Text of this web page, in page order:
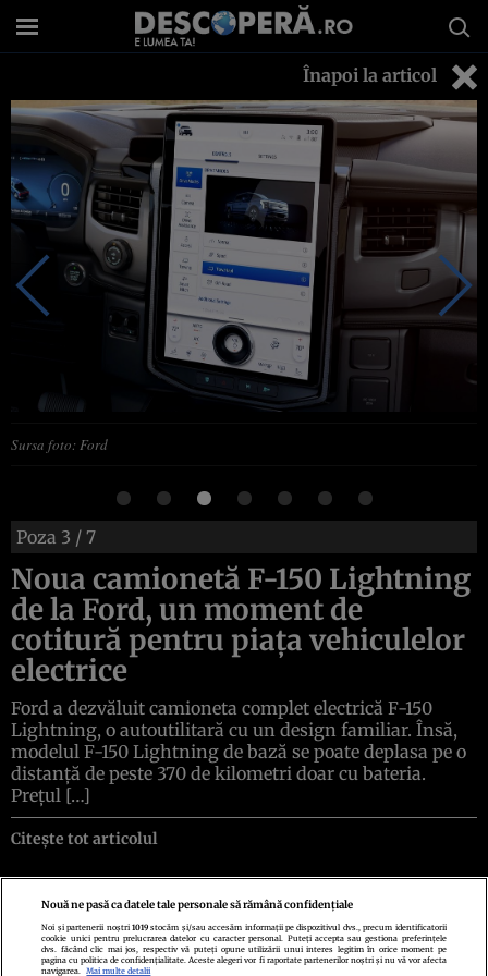
Înapoi la articol
Sursa foto: Ford
Poza 3 / 7
Noua camionetă F-150 Lightning
de la Ford, un moment de
cotitură pentru piața vehiculelor
electrice
Ford a dezvăluit camioneta complet electrică F-150
Lightning, o autoutilitară cu un design familiar. Însă,
modelul F-150 Lightning de bază se poate deplasa pe o
distanță de peste 370 de kilometri doar cu bateria.
Prețul […]
Citește tot articolul
Politica de confidenţialitatePolitica de cookiesTermeni şi condiţii
Echipa redacționalăContactSetări Cookies
Nouă ne pasă ca datele tale personale să rămână confidențiale
Noi și partenerii noștri1019 stocăm și/sau accesăm informații pe dispozitivul dvs., precum identificatorii
cookie unici pentru prelucrarea datelor cu caracter personal. Puteți accepta sau gestiona preferințele
dvs. făcând clic mai jos, respectiv vă puteți opune utilizării unui interes legitim în orice moment pe
pagina cu politica de confidențialitate. Aceste alegeri vor fi raportate partenerilor noștri și nu vă vor afecta
navigarea.
Mai multe detalii